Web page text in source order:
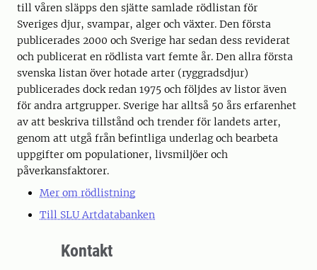
till våren släpps den sjätte samlade rödlistan för
Sveriges djur, svampar, alger och växter. Den första
publicerades 2000 och Sverige har sedan dess reviderat
och publicerat en rödlista vart femte år. Den allra första
svenska listan över hotade arter (ryggradsdjur)
publicerades dock redan 1975 och följdes av listor även
för andra artgrupper. Sverige har alltså 50 års erfarenhet
av att beskriva tillstånd och trender för landets arter,
genom att utgå från befintliga underlag och bearbeta
uppgifter om populationer, livsmiljöer och
påverkansfaktorer.
Mer om rödlistning
Till SLU Artdatabanken
Kontakt